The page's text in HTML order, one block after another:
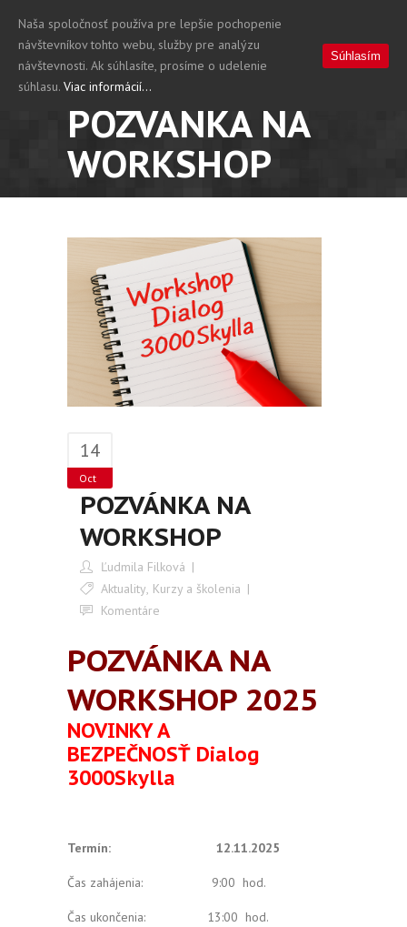
POZVÁNKA NA
WORKSHOP
14
Oct
POZVÁNKA NA
WORKSHOP
Ľudmila Filková
Aktuality, Kurzy a školenia
Komentáre
POZVÁNKA NA
WORKSHOP 2025
NOVINKY A
BEZPEČNOSŤ Dialog
3000Skylla
Termín: 12.11.2025
Čas zahájenia: 9:00 hod.
Čas ukončenia: 13:00 hod.
Naša spoločnosť používa pre lepšie pochopenie
návštevníkov tohto webu, služby pre analýzu
návštevnosti. Ak súhlasíte, prosíme o udelenie
súhlasu. Viac informácií...
Súhlasím